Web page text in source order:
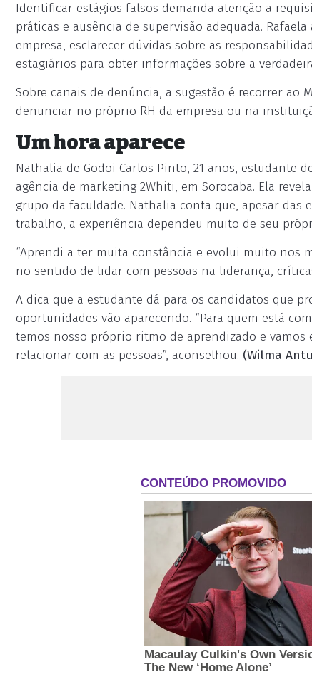
Identificar estágios falsos demanda atenção a
práticas e ausência de supervisão adequada.
empresa, esclarecer dúvidas sobre as
estagiários para obter informações sobre a
Sobre canais de denúncia, a sugestão é recorrer
denunciar no próprio RH da empresa ou na
Um hora aparece
Nathalia de Godoi Carlos Pinto, 21 anos, estudante
agência de marketing 2Whiti, em Sorocaba. Ela
grupo da faculdade. Nathalia conta que, apesar das
trabalho, a experiência dependeu muito de seu
“Aprendi a ter muita constância e evolui muito nos
no sentido de lidar com pessoas na liderança,
A dica que a estudante dá para os candidatos que
oportunidades vão aparecendo. “Para quem está
temos nosso próprio ritmo de aprendizado e
relacionar com as pessoas”, aconselhou. (Wilma